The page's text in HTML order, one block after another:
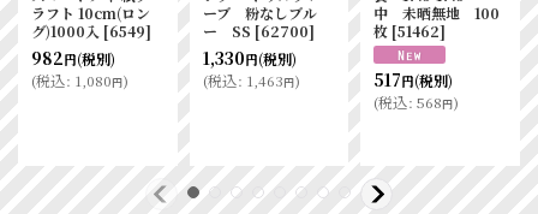
ラフト 10cm(ロン
グ)1000入 [6549]
982円(税別)
(税込: 1,080円)
ーブ 粉なしブル
ー SS [62700]
1,330円(税別)
(税込: 1,463円)
中 未晒無地 100
枚 [51462]
517円(税別)
(税込: 568円)